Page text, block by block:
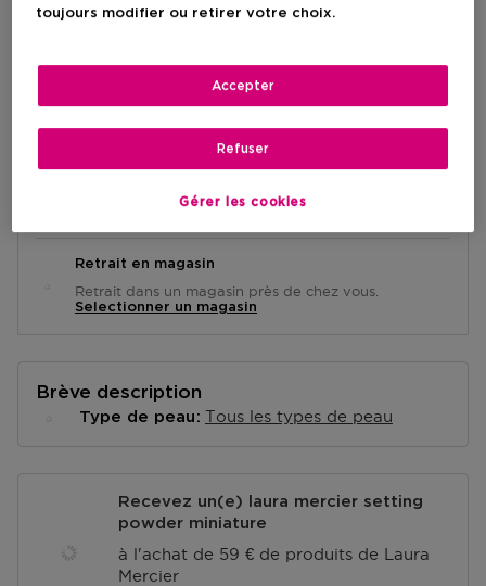
34,00 €
Retrait en magasin
Retrait dans un magasin près de chez vous.
Selectionner un magasin
Brève description
Type de peau Tous les types de peau
Recevez un(e) laura mercier setting
powder miniature
à l'achat de 59 € de produits de Laura
Mercier
toujours modifier ou retirer votre choix.
Gérer les cookies
Refuser
Accepter